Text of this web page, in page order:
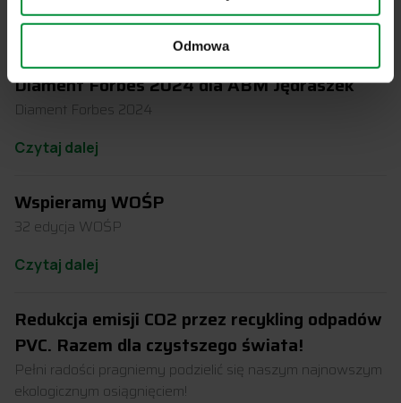
Odmowa
Czytaj dalej
Diament Forbes 2024 dla ABM Jędraszek
Diament Forbes 2024
Czytaj dalej
Wspieramy WOŚP
32 edycja WOŚP
Czytaj dalej
Redukcja emisji CO2 przez recykling odpadów
PVC. Razem dla czystszego świata!
Pełni radości pragniemy podzielić się naszym najnowszym
ekologicznym osiągnięciem!